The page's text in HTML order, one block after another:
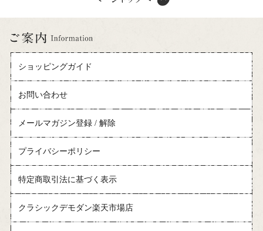
ショッピングガイド
お問い合わせ
メールマガジン登録 / 解除
プライバシーポリシー
特定商取引法に基づく表示
クラシックデモダン楽天市場店